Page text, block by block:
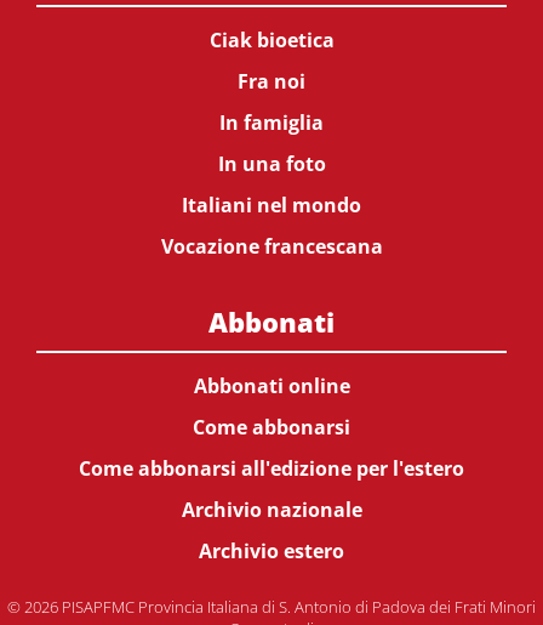
Ciak bioetica
Fra noi
In famiglia
In una foto
Italiani nel mondo
Vocazione francescana
Abbonati
Abbonati online
Come abbonarsi
Come abbonarsi all'edizione per l'estero
Archivio nazionale
Archivio estero
© 2026 PISAPFMC Provincia Italiana di S. Antonio di Padova dei Frati Minori